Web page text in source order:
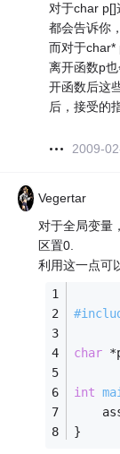
对于char p[]
都会告诉你
而对于char*
离开函数p
开函数后这
后，接受的
2009-
Vegertar
对于全局变量
区置0.
利用这一点可
#
char
int
}